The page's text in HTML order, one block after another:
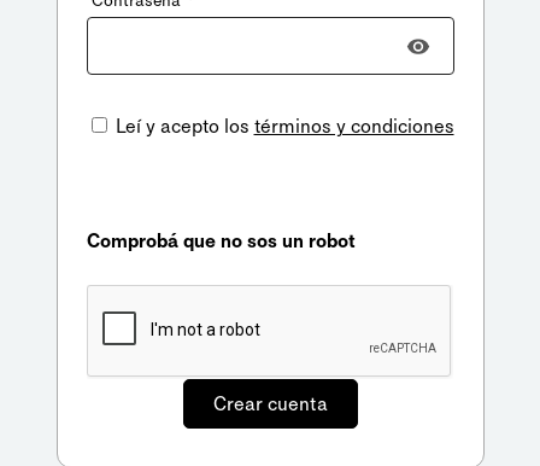
Leí y acepto los términos y condiciones
Comprobá que no sos un robot